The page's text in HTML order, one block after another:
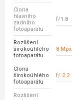
Clona
hlavního
zadního
fotoaparátu
f/1.8
Rozlišení
širokoúhlého
fotoaparátu
8 Mpx
Clona
širokoúhlého
fotoaparátu
f/.2.2
Rozlišení